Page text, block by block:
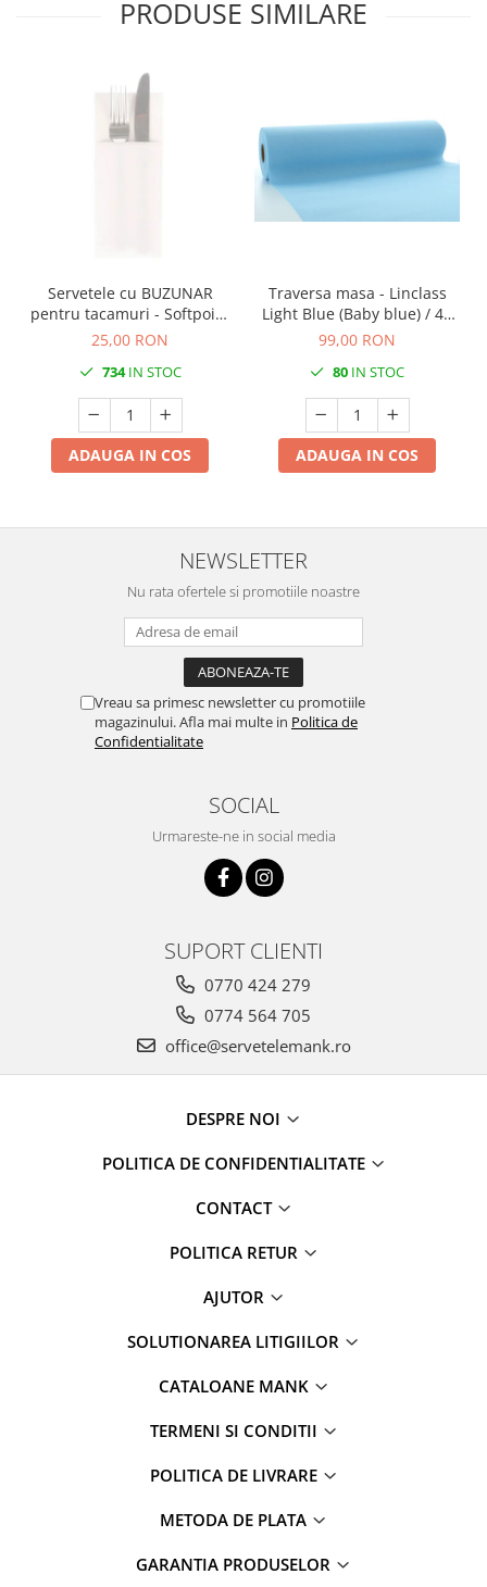
PRODUSE SIMILARE
Servetele cu BUZUNAR
pentru tacamuri - Softpoint
(Alb) / 33 x 40 cm / 50 buc
25,00 RON
734IN STOC
ADAUGA IN COS
Traversa masa - Linclass
Light Blue (Baby blue) / 40
cm x 24 m / 1 rola
99,00 RON
80 IN STOC
ADAUGA IN COS
NEWSLETTER
Nu rata ofertele si promotiile noastre
Vreau sa primesc newsletter cu promotiile
magazinului. Afla mai multe in Politica de
Confidentialitate
SOCIAL
Urmareste-ne in social media
SUPORT CLIENTI
0770 424 279
0774 564 705
office@servetelemank.ro
DESPRE NOI
POLITICA DE CONFIDENTIALITATE
CONTACT
POLITICA RETUR
AJUTOR
SOLUTIONAREA LITIGIILOR
CATALOANE MANK
TERMENI SI CONDITII
POLITICA DE LIVRARE
METODA DE PLATA
GARANTIA PRODUSELOR